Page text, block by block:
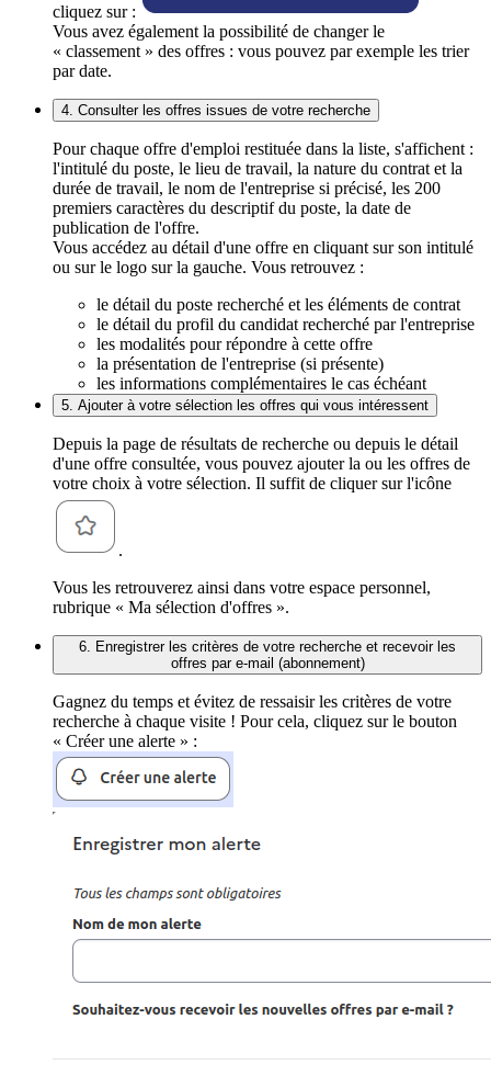
cliquez sur :
Vous avez également la possibilité de changer le
« classement » des offres : vous pouvez par exemple les trier
par date.
4. Consulter les offres issues de votre recherche
Pour chaque offre d'emploi restituée dans la liste, s'affichent :
l'intitulé du poste, le lieu de travail, la nature du contrat et la
durée de travail, le nom de l'entreprise si précisé, les 200
premiers caractères du descriptif du poste, la date de
publication de l'offre.
Vous accédez au détail d'une offre en cliquant sur son intitulé
ou sur le logo sur la gauche. Vous retrouvez :
le détail du poste recherché et les éléments de contrat
le détail du profil du candidat recherché par l'entreprise
les modalités pour répondre à cette offre
la présentation de l'entreprise (si présente)
les informations complémentaires le cas échéant
5. Ajouter à votre sélection les offres qui vous intéressent
Depuis la page de résultats de recherche ou depuis le détail
d'une offre consultée, vous pouvez ajouter la ou les offres de
votre choix à votre sélection. Il suffit de cliquer sur l'icône
.
Vous les retrouverez ainsi dans votre espace personnel,
rubrique « Ma sélection d'offres ».
6. Enregistrer les critères de votre recherche et recevoir les
offres par e-mail (abonnement)
Gagnez du temps et évitez de ressaisir les critères de votre
recherche à chaque visite ! Pour cela, cliquez sur le bouton
« Créer une alerte » :